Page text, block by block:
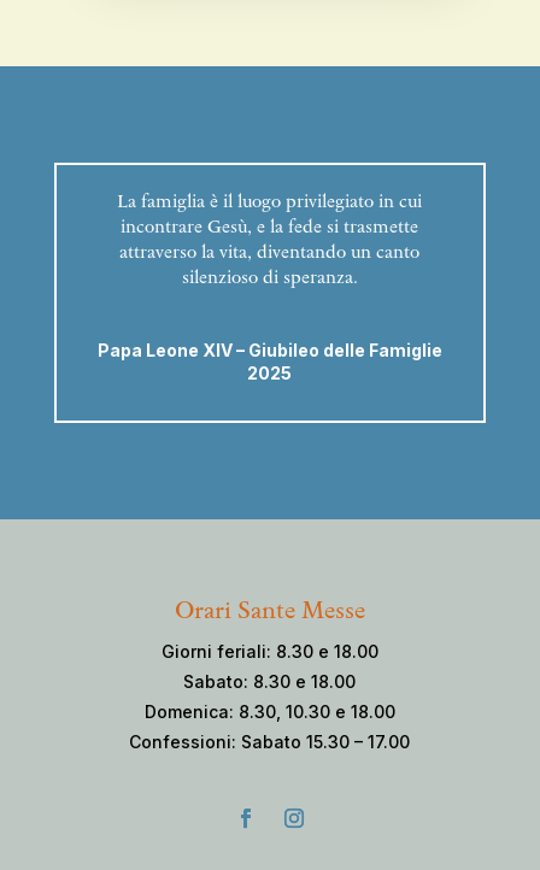
La famiglia è il luogo privilegiato in cui
incontrare Gesù, e la fede si trasmette
attraverso la vita, diventando un canto
silenzioso di speranza.
Papa Leone XIV – Giubileo delle Famiglie
2025
Orari Sante Messe
Giorni feriali: 8.30 e 18.00
Sabato: 8.30 e 18.00
Domenica: 8.30, 10.30 e 18.00
Confessioni: Sabato 15.30 – 17.00